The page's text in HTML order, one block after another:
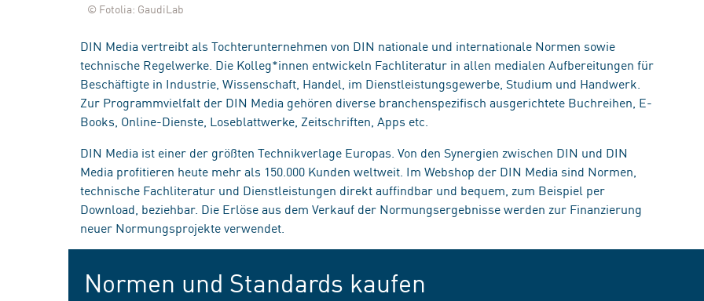
© Fotolia: GaudiLab
DIN Media vertreibt als Tochterunternehmen von DIN nationale und internationale Normen sowie
technische Regelwerke. Die Kolleg*innen entwickeln Fachliteratur in allen medialen Aufbereitungen für
Beschäftigte in Industrie, Wissenschaft, Handel, im Dienstleistungsgewerbe, Studium und Handwerk.
Zur Programmvielfalt der DIN Media gehören diverse branchenspezifisch ausgerichtete Buchreihen, E-
Books, Online-Dienste, Loseblattwerke, Zeitschriften, Apps etc.
DIN Media ist einer der größten Technikverlage Europas. Von den Synergien zwischen DIN und DIN
Media profitieren heute mehr als 150.000 Kunden weltweit. Im Webshop der DIN Media sind Normen,
technische Fachliteratur und Dienstleistungen direkt auffindbar und bequem, zum Beispiel per
Download, beziehbar. Die Erlöse aus dem Verkauf der Normungsergebnisse werden zur Finanzierung
neuer Normungsprojekte verwendet.
Normen und Standards kaufen